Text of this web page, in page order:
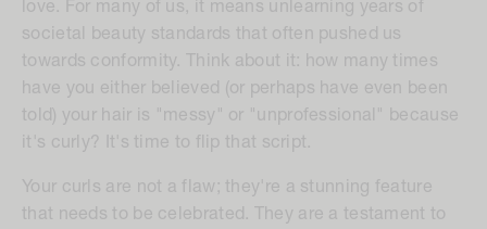
love. For many of us, it means unlearning years of
societal beauty standards that often pushed us
towards conformity. Think about it: how many times
have you either believed (or perhaps have even been
told) your hair is "messy" or "unprofessional" because
it's curly? It's time to flip that script.
Your curls are not a flaw; they're a stunning feature
that needs to be celebrated. They are a testament to